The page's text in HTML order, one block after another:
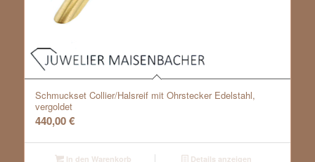
Schmuckset Collier/Halsreif mit Ohrstecker Edelstahl,
vergoldet
440,00€
In den Warenkorb Details anzeigen